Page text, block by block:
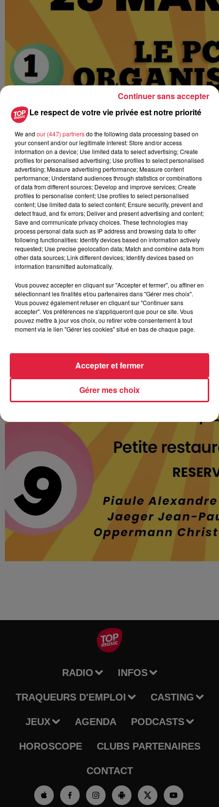
RADIO INFOS
TRAQUEURS D'EMPLOI CASTING
JEUX AGENDA PODCASTS
HOROSCOPE CLUBS PARTENAIRES
CONTACT
Le respect de votre vie privée est notre priorité
We and our (447) partnersdo the following data processing based on
your consent and/or our legitimate interest: Store and/or access
information on a device; Use limited data to select advertising; Create
profiles for personalised advertising; Use profiles to select personalised
advertising; Measure advertising performance; Measure content
performance; Understand audiences through statistics or combinations
of data from different sources; Develop and improve services; Create
profiles to personalise content; Use profiles to select personalised
content; Use limited data to select content; Ensure security, prevent and
detect fraud, and fix errors; Deliver and present advertising and content;
Save and communicate privacy choices. These technologies may
process personal data such as IP address and browsing data to offer
following functionalities: Identify devices based on information actively
requested; Use precise geolocation data; Match and combine data from
other data sources; Link different devices; Identify devices based on
information transmitted automatically.
Vous pouvez accepter en cliquant sur "Accepter et fermer", ou affiner en
sélectionnant les finalités et/ou partenaires dans "Gérer mes choix".
Vous pouvez également refuser en cliquant sur "Continuer sans
accepter". Vos préférences ne s'appliqueront que pour ce site. Vous
pouvez mettre à jour vos choix, ou retirer votre consentement à tout
moment via le lien "Gérer les cookies" situé en bas de chaque page.
Gérer mes choix
Accepter et fermer
Continuer sans accepter